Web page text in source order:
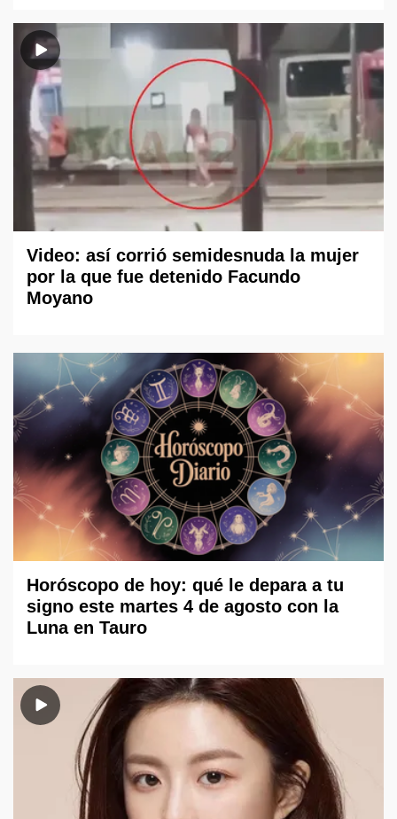
Video: así corrió semidesnuda la mujer
por la que fue detenido Facundo
Moyano
Horóscopo de hoy: qué le depara a tu
signo este martes 4 de agosto con la
Luna en Tauro